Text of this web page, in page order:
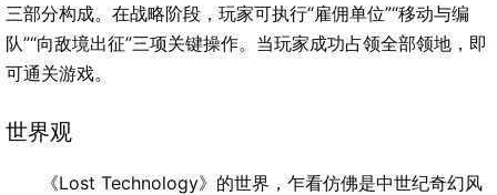
三部分构成。在战略阶段，玩家可执行“雇佣单位”“移动与编
队”“向敌境出征”三项关键操作。当玩家成功占领全部领地，即
可通关游戏。
世界观
《Lost Technology》的世界，乍看仿佛是中世纪奇幻风